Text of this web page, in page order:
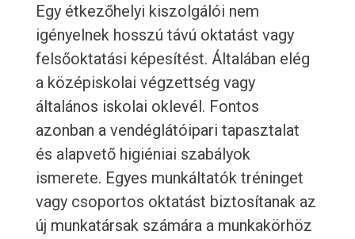
Egy étkezőhelyi kiszolgálói nem
igényelnek hosszú távú oktatást vagy
felsőoktatási képesítést. Általában elég
a középiskolai végzettség vagy
általános iskolai oklevél. Fontos
azonban a vendéglátóipari tapasztalat
és alapvető higiéniai szabályok
ismerete. Egyes munkáltatók tréninget
vagy csoportos oktatást biztosítanak az
új munkatársak számára a munkakörhöz